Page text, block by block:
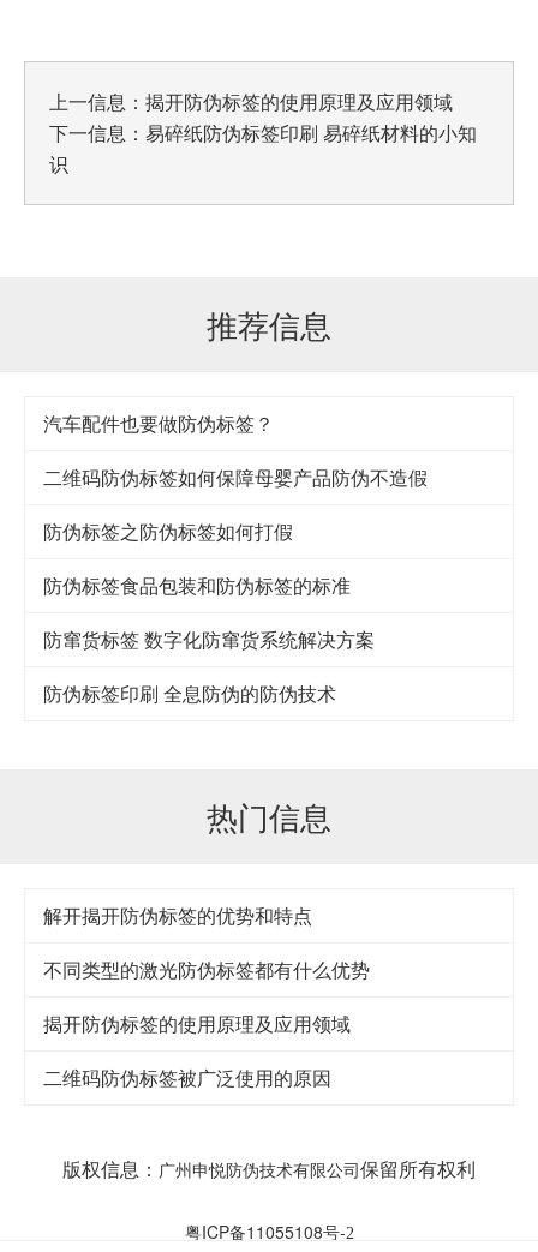
上一信息： 揭开防伪标签的使用原理及应用领域
下一信息： 易碎纸防伪标签印刷 易碎纸材料的小知
识
推荐信息
汽车配件也要做防伪标签？
二维码防伪标签如何保障母婴产品防伪不造假
防伪标签之防伪标签如何打假
防伪标签食品包装和防伪标签的标准
防窜货标签 数字化防窜货系统解决方案
防伪标签印刷 全息防伪的防伪技术
热门信息
解开揭开防伪标签的优势和特点
不同类型的激光防伪标签都有什么优势
揭开防伪标签的使用原理及应用领域
二维码防伪标签被广泛使用的原因
版权信息： 广州申悦防伪技术有限公司保留所有权利
粤ICP备11055108号-2